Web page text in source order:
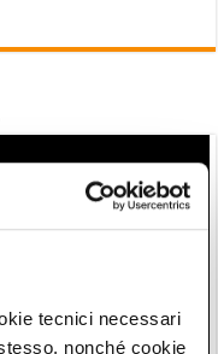
tecnici necessari
nonché cookie